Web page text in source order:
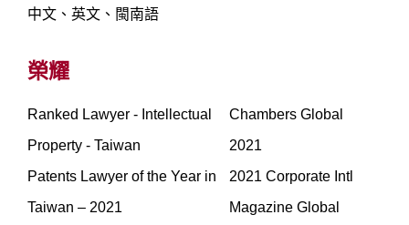
中文、英文、閩南語
榮耀
Ranked Lawyer - Intellectual
Property - Taiwan
Chambers Global
2021
Patents Lawyer of the Year in
Taiwan – 2021
2021 Corporate Intl
Magazine Global